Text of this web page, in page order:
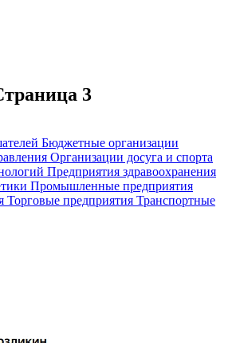
3
Бюджетные организации
Организации досуга и спорта
Предприятия здравоохранения
Промышленные предприятия
Торговые предприятия Транспортные